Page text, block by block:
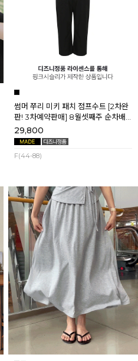
썸머 쭈리 미키 패치 점프수트 [2차완
판! 3차예약판매] 8월셋째주 순차배
송
29,800
F(44-88)